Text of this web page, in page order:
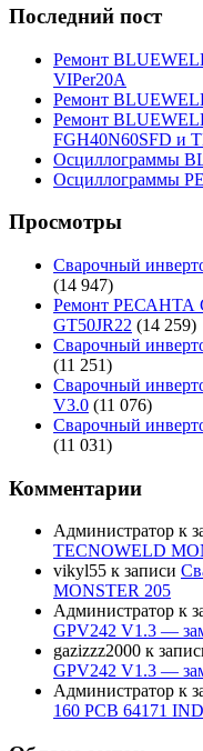
Последний пост
Ремонт
VIPer20A
Ремонт
Ремонт
FGH40N60SFD и
Осциллограммы
Осциллограммы
Просмотры
Сварочный
(14 947)
Ремонт РЕСАНТА
GT50JR22 (14 259)
Сварочный
(11 251)
Сварочный
V3.0 (11 076)
Сварочный
(11 031)
Комментарии
Администратор к
TECNOWELD
vikyl55 к записи
MONSTER 205
Администратор к
GPV242 V1.3 —
gazizzz2000 к
GPV242 V1.3 —
Администратор к
160 PCB 64171